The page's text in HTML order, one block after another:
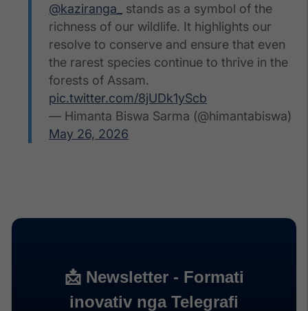
@kaziranga_
stands as a symbol of the
richness of our wildlife. It highlights our
resolve to conserve and ensure that even
the rarest species continue to thrive in the
forests of Assam.
pic.twitter.com/8jUDk1yScb
— Himanta Biswa Sarma (@himantabiswa)
May 26, 2026